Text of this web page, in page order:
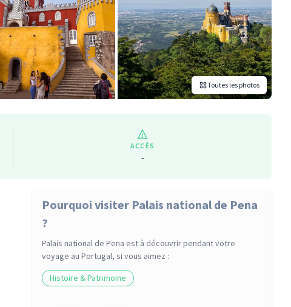
Toutes les photos
ACCÈS
-
Pourquoi visiter Palais national de Pena
?
Palais national de Pena est à découvrir pendant votre
voyage au Portugal, si vous aimez :
Histoire & Patrimoine